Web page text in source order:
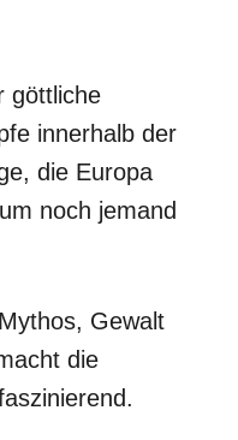
göttliche
innerhalb der
die Europa
noch jemand
Gewalt
die